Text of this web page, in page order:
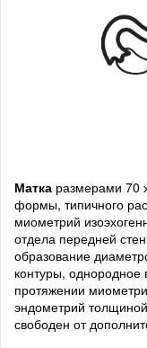
Матка размерами 70
формы, типичного
миометрий
отдела передней
образование
контуры, однородное
протяжении
эндометрий
свободен от